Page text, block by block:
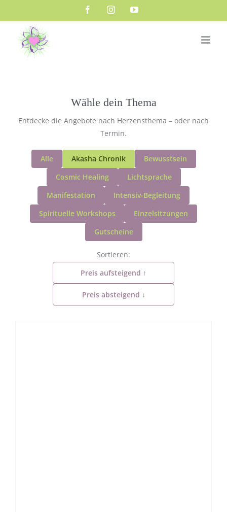
Inhalt
springen
FacebookInstagramYouTube
Wähle dein Thema
Entdecke die Angebote nach Herzensthema – oder nach
Termin.
Alle Akasha Chronik
Bewusstsein
Cosmic Healing
Lichtsprache
Manifestation
Intensiv-Begleitung
Spirituelle Workshops
Einzelsitzungen
Gutscheine
Sortieren:
Preis aufsteigend ↑
Preis absteigend ↓